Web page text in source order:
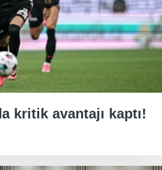
kritik avantajı kaptı!